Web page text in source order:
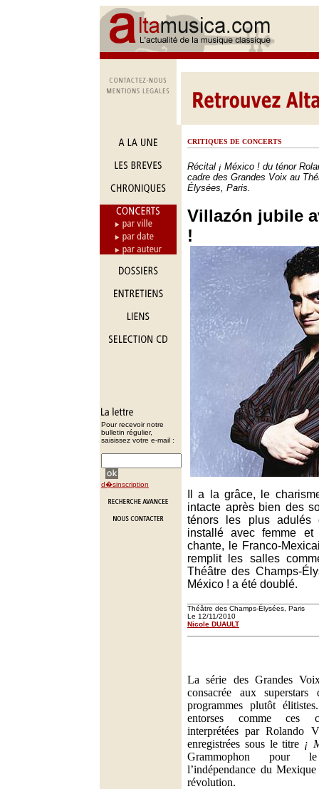
Pour recevoir notre
bulletin régulier,
saisissez votre e-mail :
d�sinscription
CRITIQUES DE CONCERTS
Récital ¡ México ! du ténor
cadre des Grandes Voix au
Élysées, Paris.
Villazón jubile
!
Il a la grâce, le
intacte après bien des
ténors les plus
installé avec femme et
chante, le Franco-
remplit les salles
Théâtre des Champs-
México ! a été doublé.
Théâtre des Champs-Élysées, Paris
Le 12/11/2010
Nicole DUAULT
La série des Grandes
consacrée aux
programmes plutôt
entorses comme ces
interprétées par Rolando
enregistrées sous le titre ¡
Grammophon pour
l’indépendance du
révolution.